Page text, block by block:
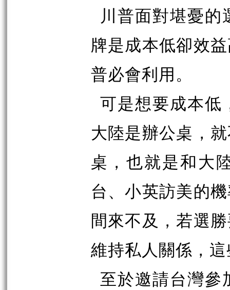
川普面對堪憂
牌是成本低卻效
普必會利用。
可是想要成本低
大陸是辦公桌，
桌，也就是和大
台、小英訪美的
間來不及，若選
維持私人關係，
至於邀請台灣參